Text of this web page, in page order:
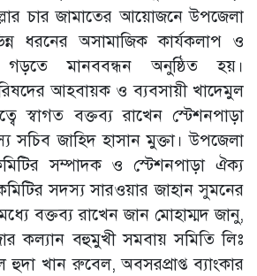
চার জামাতের আয়োজনে উপজেলা
ধরনের অসামাজিক কার্যকলাপ ও
মানববন্ধন অনুষ্ঠিত হয়।
আহবায়ক ও ব্যবসায়ী খাদেমুল
স্বাগত বক্তব্য রাখেন স্টেশনপাড়া
সচিব জাহিদ হাসান মুক্তা। উপজেলা
সম্পাদক ও স্টেশনপাড়া ঐক্য
সদস্য সারওয়ার জাহান সুমনের
বক্তব্য রাখেন জান মোহাম্মদ জানু,
কল্যান বহুমুখী সমবায় সমিতি লিঃ
খান রুবেল, অবসরপ্রাপ্ত ব্যাংকার